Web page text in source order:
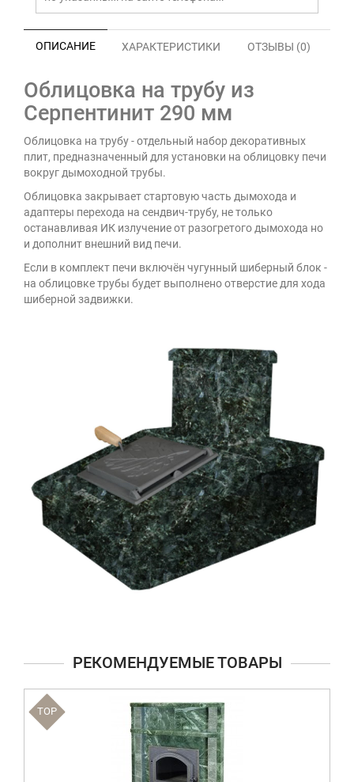
ОПИСАНИЕ ХАРАКТЕРИСТИКИ ОТЗЫВЫ (0)
Облицовка на трубу из
Серпентинит 290 мм
Облицовка на трубу - отдельный набор декоративных
плит, предназначенный для установки на облицовку печи
вокруг дымоходной трубы.
Облицовка закрывает стартовую часть дымохода и
адаптеры перехода на сендвич-трубу, не только
останавливая ИК излучение от разогретого дымохода но
и дополнит внешний вид печи.
Если в комплект печи включён чугунный шиберный блок -
на облицовке трубы будет выполнено отверстие для хода
шиберной задвижки.
РЕКОМЕНДУЕМЫЕ ТОВАРЫ
TOP